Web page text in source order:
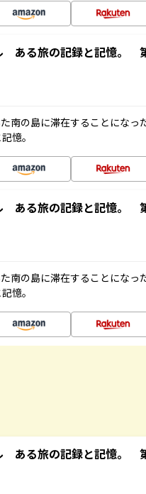
ある旅の記録と記憶。
南の島に滞在することにな
憶。
ある旅の記録と記憶。
南の島に滞在することにな
憶。
ある旅の記録と記憶。